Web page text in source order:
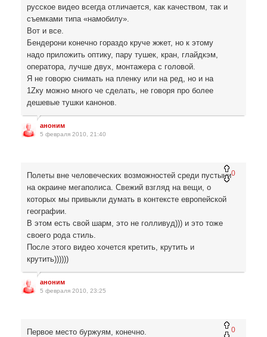
русское видео всегда отличается, как качеством, так и
съемками типа «намобилу».
Вот и все.
Бендерони конечно гораздо круче жжет, но к этому
надо приложить оптику, пару тушек, кран, глайдкэм,
оператора, лучше двух, монтажера с головой.
Я не говорю снимать на пленку или на ред, но и на
1Zку можно много че сделать, не говоря про более
дешевые тушки канонов.
аноним
5 февраля 2010, 21:40
0
Полеты вне человеческих возможностей среди пустыни
на окраине мегаполиса. Свежий взгляд на вещи, о
которых мы привыкли думать в контексте европейской
географии.
В этом есть свой шарм, это не голливуд))) и это тоже
своего рода стиль.
После этого видео хочется кретить, крутить и
крутить))))))
аноним
5 февраля 2010, 23:25
0
Первое место буржуям, конечно.